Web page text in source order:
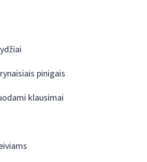
pinigais
klausimai